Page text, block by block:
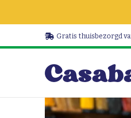
Gratis thuisbezorgd